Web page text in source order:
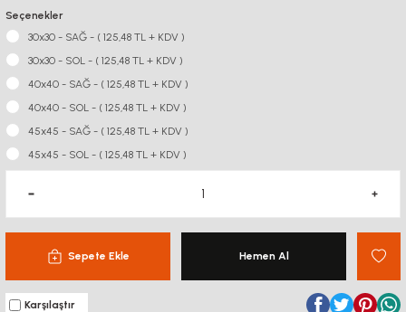
Seçenekler
30x30 - SAĞ - ( 125,48 TL + KDV )
30x30 - SOL - ( 125,48 TL + KDV )
40x40 - SAĞ - ( 125,48 TL + KDV )
40x40 - SOL - ( 125,48 TL + KDV )
45x45 - SAĞ - ( 125,48 TL + KDV )
45x45 - SOL - ( 125,48 TL + KDV )
Sepete Ekle Hemen Al
Karşılaştır